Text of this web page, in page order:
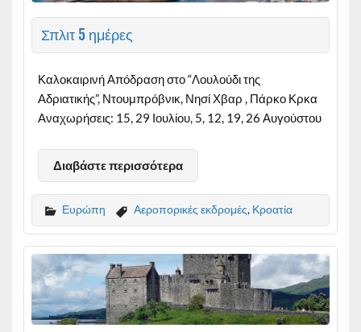
Σπλιτ 5 ημέρες
Καλοκαιρινή Απόδραση στο “Λουλούδι της
Αδριατικής”, Ντουμπρόβνικ, Νησί Χβαρ , Πάρκο Κρκα
Αναχωρήσεις: 15, 29 Ιουλίου, 5, 12, 19, 26 Αυγούστου
Διαβάστε περισσότερα
Ευρώπη Αεροπορικές εκδρομές, Κροατία